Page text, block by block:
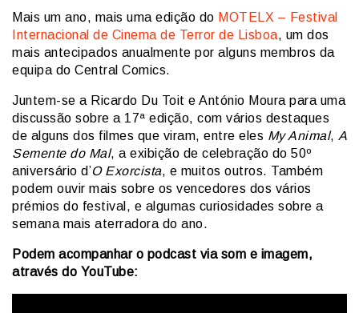
Mais um ano, mais uma edição do MOTELX – Festival
Internacional de Cinema de Terror de Lisboa, um dos
mais antecipados anualmente por alguns membros da
equipa do Central Comics.
Juntem-se a Ricardo Du Toit e António Moura para uma
discussão sobre a 17ª edição, com vários destaques
de alguns dos filmes que viram, entre eles My Animal, A
Semente do Mal, a exibição de celebração do 50º
aniversário d’O Exorcista, e muitos outros. Também
podem ouvir mais sobre os vencedores dos vários
prémios do festival, e algumas curiosidades sobre a
semana mais aterradora do ano.
Podem acompanhar o podcast via som e imagem,
através do YouTube: